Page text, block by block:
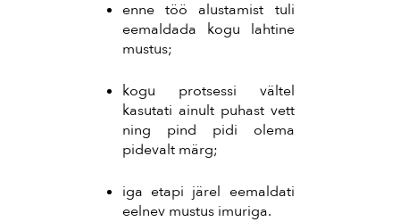
enne töö alustamist tuli
eemaldada kogu lahtine
mustus;
kogu protsessi vältel
kasutati ainult puhast vett
ning pind pidi olema
pidevalt märg;
iga etapi järel eemaldati
eelnev mustus imuriga.